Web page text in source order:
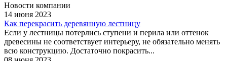
Новости компании
14 июня 2023
Как перекрасить деревянную лестницу
Если у лестницы потерлись ступени и перила или оттенок
древесины не соответствует интерьеру, не обязательно менять
всю конструкцию. Достаточно покрасить...